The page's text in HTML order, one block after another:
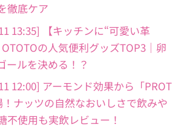
徹底ケア
13:35] 【キッチンに“可愛い革
の人気便利グッズTOP3｜卵
ールを決める！？
12:00] アーモンド効果から「PROT
！ナッツの自然なおいしさで飲みや
使用も実飲レビュー！